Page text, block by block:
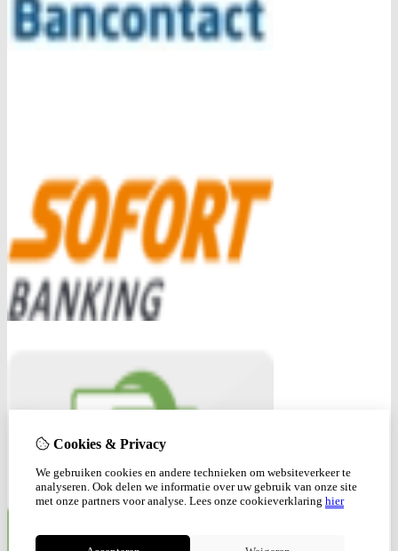
Cookies & Privacy
We gebruiken cookies en andere technieken om websiteverkeer te
analyseren. Ook delen we informatie over uw gebruik van onze site
met onze partners voor analyse. Lees onze cookieverklaring hier